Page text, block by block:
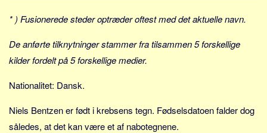
Jura og regler
Skatter og afgifter
Statistik
Alle
* ) Fusionerede steder optræder oftest med det aktuelle navn.
De anførte tilknytninger stammer fra tilsammen 5 forskellige
kilder fordelt på 5 forskellige medier.
Nationalitet: Dansk.
Niels Bentzen er født i krebsens tegn. Fødselsdatoen falder dog
således, at det kan være et af nabotegnene.